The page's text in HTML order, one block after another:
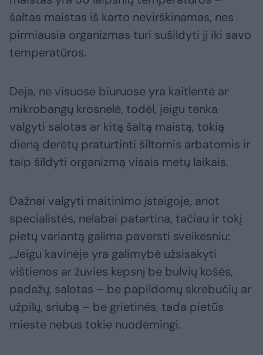
šaltas maistas iš karto nevirškinamas, nes
pirmiausia organizmas turi sušildyti jį iki savo
temperatūros.
Deja, ne visuose biuruose yra kaitlentė ar
mikrobangų krosnelė, todėl, jeigu tenka
valgyti salotas ar kitą šaltą maistą, tokią
dieną derėtų praturtinti šiltomis arbatomis ir
taip šildyti organizmą visais metų laikais.
Dažnai valgyti maitinimo įstaigoje, anot
specialistės, nelabai patartina, tačiau ir tokį
pietų variantą galima paversti sveikesniu:
„Jeigu kavinėje yra galimybė užsisakyti
vištienos ar žuvies kepsnį be bulvių košės,
padažų, salotas – be papildomų skrebučių ar
užpilų, sriubą – be grietinės, tada pietūs
mieste nebus tokie nuodėmingi.